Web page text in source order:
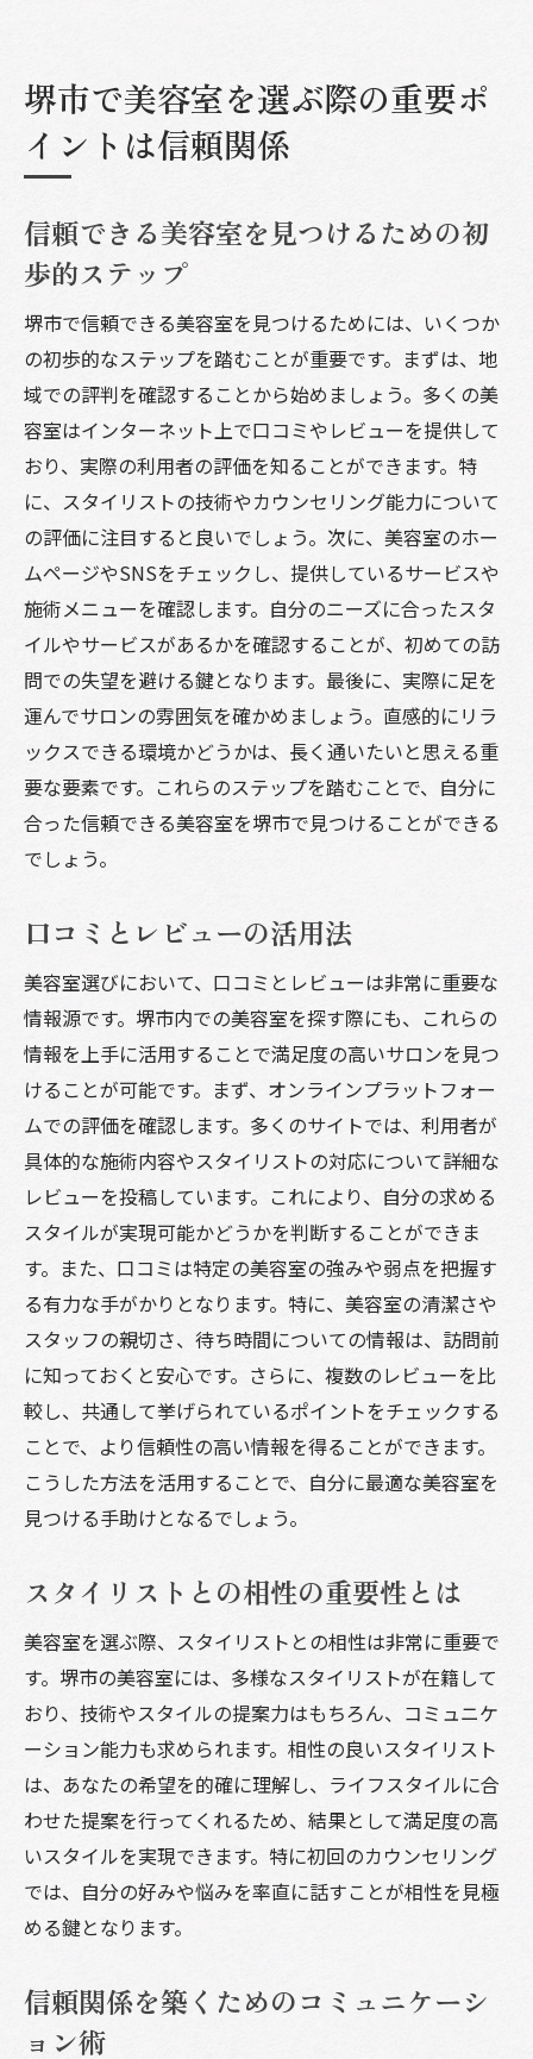
術
初回訪問で確認するべきポイント
長期的な関係を築くためのサロン選び
ライフスタイルに合ったヘアスタイルの提
案
カウンセリングで自分の希望を伝えるコツ
個性を活かすカラーリングの選び方
スタイリストの提案を最大限に活用する
自分だけのスタイルを見つけるプロセス
スタイルチェンジに挑戦する際の注意点
理想のスタイルを実現するための美容室選びの
秘訣
自分の理想を明確にするための準備
スタイルブックでイメージを共有する方法
技術力の高い美容室を見極めるポイント
スタイルを実現するための相談の進め方
フィードバックを求める重要性
理想のスタイルを維持するためのアドバイ
ス
堺市の美容室で信頼できるスタイリストを見つ
信頼できるスタイリストの特徴とは
推薦を受けるためのネットワーク活用法
初対面での印象を大切にする理由
スタイリストの経歴を調べる方法
信頼関係を築くための質問リスト
長期的に担当してもらうためのポイント
おしゃれとリラックスを両立する堺市の美容室
の魅力
リラックスできるサロンの見分け方
おしゃれな空間作りの秘密に迫る
施術中にリラックスするための工夫
心地よいサービスがもたらす効果
美容室での時間を楽しむためのヒント
おしゃれと快適さを両立した美容室の選び
方
い自分に
最新トレンドを取り入れる方法
トレンドに合ったスタイルの提案
最新技術を活用した施術の魅力
トレンドを自分の個性に融合させる方法
流行を追い過ぎないためのバランス
新しい自分を発見するためのプロセス
あなたにぴったりの美容室を堺市で見つけるた
めのヒント
自分のニーズを明確にする重要性
サロンの雰囲気をチェックする方法
堺市で美容室を選ぶ際の重要ポ
イントは信頼関係
信頼できる美容室を見つけるための初
歩的ステップ
堺市で信頼できる美容室を見つけるためには、いくつか
の初歩的なステップを踏むことが重要です。まずは、地
域での評判を確認することから始めましょう。多くの美
容室はインターネット上で口コミやレビューを提供して
おり、実際の利用者の評価を知ることができます。特
に、スタイリストの技術やカウンセリング能力について
の評価に注目すると良いでしょう。次に、美容室のホー
ムページやSNSをチェックし、提供しているサービスや
施術メニューを確認します。自分のニーズに合ったスタ
イルやサービスがあるかを確認することが、初めての訪
問での失望を避ける鍵となります。最後に、実際に足を
運んでサロンの雰囲気を確かめましょう。直感的にリラ
ックスできる環境かどうかは、長く通いたいと思える重
要な要素です。これらのステップを踏むことで、自分に
合った信頼できる美容室を堺市で見つけることができる
でしょう。
口コミとレビューの活用法
美容室選びにおいて、口コミとレビューは非常に重要な
情報源です。堺市内での美容室を探す際にも、これらの
情報を上手に活用することで満足度の高いサロンを見つ
けることが可能です。まず、オンラインプラットフォー
ムでの評価を確認します。多くのサイトでは、利用者が
具体的な施術内容やスタイリストの対応について詳細な
レビューを投稿しています。これにより、自分の求める
スタイルが実現可能かどうかを判断することができま
す。また、口コミは特定の美容室の強みや弱点を把握す
る有力な手がかりとなります。特に、美容室の清潔さや
スタッフの親切さ、待ち時間についての情報は、訪問前
に知っておくと安心です。さらに、複数のレビューを比
較し、共通して挙げられているポイントをチェックする
ことで、より信頼性の高い情報を得ることができます。
こうした方法を活用することで、自分に最適な美容室を
見つける手助けとなるでしょう。
スタイリストとの相性の重要性とは
美容室を選ぶ際、スタイリストとの相性は非常に重要で
す。堺市の美容室には、多様なスタイリストが在籍して
おり、技術やスタイルの提案力はもちろん、コミュニケ
ーション能力も求められます。相性の良いスタイリスト
は、あなたの希望を的確に理解し、ライフスタイルに合
わせた提案を行ってくれるため、結果として満足度の高
いスタイルを実現できます。特に初回のカウンセリング
では、自分の好みや悩みを率直に話すことが相性を見極
める鍵となります。
信頼関係を築くためのコミュニケーシ
ョン術